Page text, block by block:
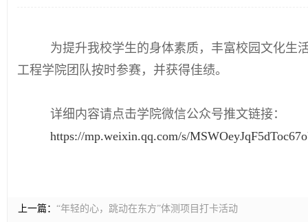
为提升我校学生的身体素质，丰富校园文化生
工程学院团队按时参赛，并获得佳绩。
详细内容请点击学院微信公众号推文链接：
https://mp.weixin.qq.com/s/
上一篇： “年轻的心，跳动在东方”体测项目打卡活动